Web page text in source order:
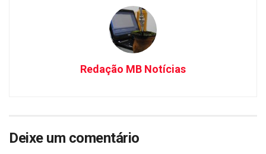
Redação MB Notícias
Deixe um comentário